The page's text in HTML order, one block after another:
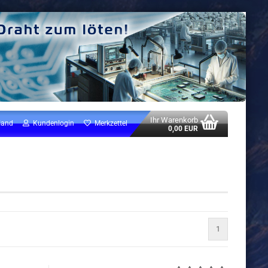
Ihr Warenkorb
0,00 EUR
Kundenlogin Merkzettel
1